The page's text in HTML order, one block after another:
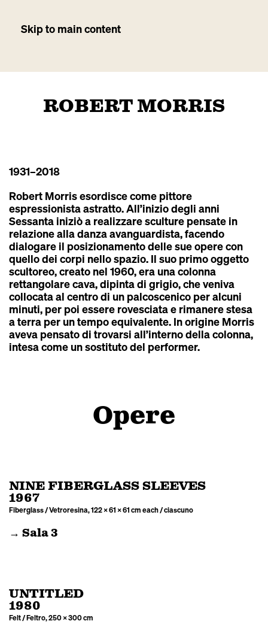
Skip to main content
ROBERT MORRIS
1931–2018
Robert Morris esordisce come pittore
espressionista astratto. All’inizio degli anni
Sessanta iniziò a realizzare sculture pensate in
relazione alla danza avanguardista, facendo
dialogare il posizionamento delle sue opere con
quello dei corpi nello spazio. Il suo primo oggetto
scultoreo, creato nel 1960, era una colonna
rettangolare cava, dipinta di grigio, che veniva
collocata al centro di un palcoscenico per alcuni
minuti, per poi essere rovesciata e rimanere stesa
a terra per un tempo equivalente. In origine Morris
aveva pensato di trovarsi all’interno della colonna,
intesa come un sostituto del performer.
Opere
NINE FIBERGLASS SLEEVES
1967
Fiberglass / Vetroresina, 122 × 61 × 61 cm each / ciascuno
→ Sala 3
UNTITLED
1980
Felt / Feltro, 250 × 300 cm